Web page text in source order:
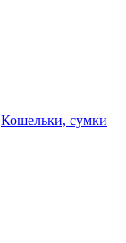
Кошельки, сумки